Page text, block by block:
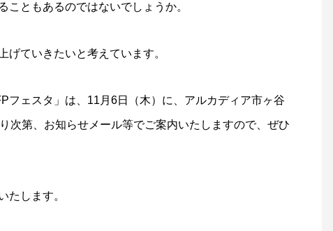
ともあるのではないでしょうか。
ていきたいと考えています。
フェスタ」は、11月6日（木）に、アルカディア市ヶ谷
次第、お知らせメール等でご案内いたしますので、ぜひ
たします。